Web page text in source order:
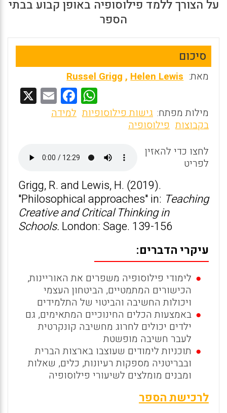
על הצורך ללמד פילוסופיה באופן קבוע בבתי
הספר
סיכום
מאת: Russel Grigg ,Helen Lewis
W
h
A
p
p
F
a
o
o
k
E
m מילות מפתח: גישות פילוסופיות למידה
בקבוצות פילוסופיה
לחצו כדי להאזין
לפריט
Grigg, R. and Lewis, H. (2019).
"Philosophical approaches" in: Teaching
Creative and Critical Thinking in
Schools. London: Sage. 139-156
עיקרי הדברים:
לימודי פילוסופיה משפרים את האוריינות,
הכישורים המתמטיים, הביטחון העצמי
ויכולות החשיבה והביטוי של התלמידים
באמצעות הכלים החינוכיים המתאימים, גם
ילדים יכולים לחרוג מחשיבה קונקרטית
לעבר חשיבה מופשטת
תוכניות לימודים שעוצבו בארצות הברית
ובבריטניה מספקות רעיונות, כלים, שאלות
ומבנים מומלצים לשיעורי פילוסופיה
לרכישת הספר